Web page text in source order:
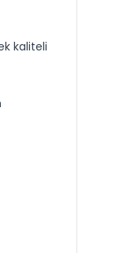
kaliteli